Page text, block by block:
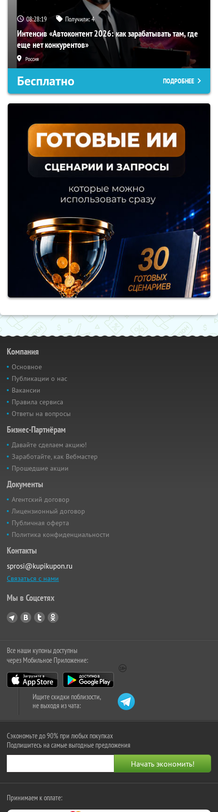
08:28:18 Получили:4
Интенсив «Автоконтент 2026: как зарабатывать там, где
еще нет конкурентов»
Россия
Бесплатно ПОДРОБНЕЕ
Компания
Основное
Публикации о нас
Вакансии
Правила сервиса
Ответы на вопросы
Бизнес-Партнёрам
Давайте сделаем акцию!
Заработайте, как Вебмастер
Прошедшие акции
Документы
Агентский договор
Лицензионный договор
Публичная оферта
Политика конфиденциальности
Контакты
sprosi@kupikupon.ru
Связаться с нами
Мы в Соцсетях
Все наши купоны доступны
через Мобильное Приложение:
Ищите скидки поблизости,
не выходя из чата:
Сэкономьте до 90% при любых покупках
Подпишитесь на самые выгодные предложения
Принимаем к оплате: